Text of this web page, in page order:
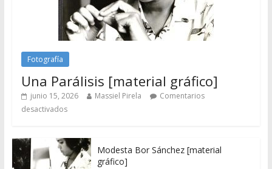
Fotografía
Una Parálisis [material gráfico]
junio 15, 2026 Massiel Pirela
Comentarios
desactivados
Modesta Bor Sánchez [material
gráfico]